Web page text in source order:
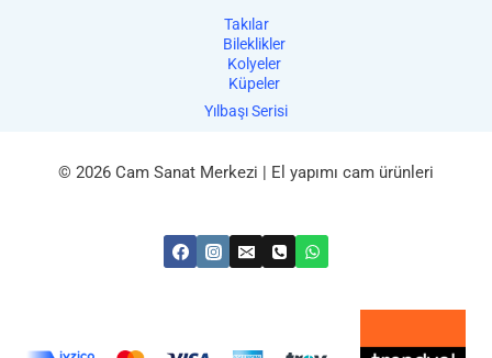
Takılar
Bileklikler
Kolyeler
Küpeler
Yılbaşı Serisi
© 2026 Cam Sanat Merkezi | El yapımı cam ürünleri